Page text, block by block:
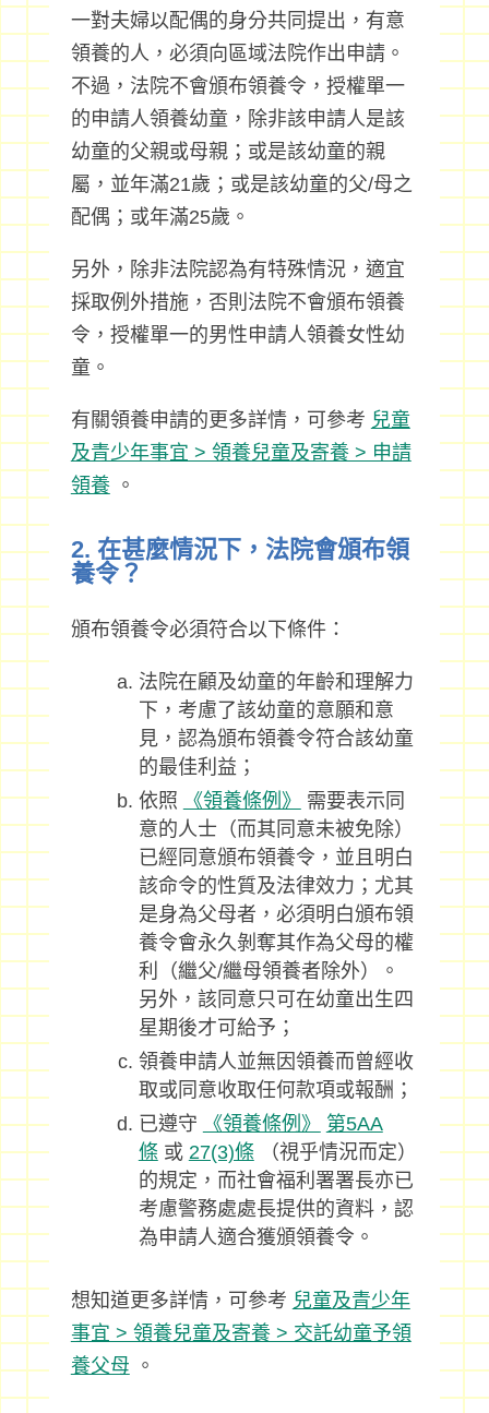
一對夫婦以配偶的身分共同提出，有意
領養的人，必須向區域法院作出申請。
不過，法院不會頒布領養令，授權單一
的申請人領養幼童，除非該申請人是該
幼童的父親或母親；或是該幼童的親
屬，並年滿21歲；或是該幼童的父/母之
配偶；或年滿25歲。
另外，除非法院認為有特殊情況，適宜
採取例外措施，否則法院不會頒布領養
令，授權單一的男性申請人領養女性幼
童。
有關領養申請的更多詳情，可參考 兒童
及青少年事宜 > 領養兒童及寄養 > 申請
領養。
2. 在甚麼情況下，法院會頒布領
養令？
頒布領養令必須符合以下條件：
法院在顧及幼童的年齡和理解力
下，考慮了該幼童的意願和意
見，認為頒布領養令符合該幼童
的最佳利益；
依照
《領養條例》
需要表示同
意的人士（而其同意未被免除）
已經同意頒布領養令，並且明白
該命令的性質及法律效力；尤其
是身為父母者，必須明白頒布領
養令會永久剝奪其作為父母的權
利（繼父/繼母領養者除外）。
另外，該同意只可在幼童出生四
星期後才可給予；
領養申請人並無因領養而曾經收
取或同意收取任何款項或報酬；
已遵守
《領養條例》
第5AA
條 或 27(3)條 （視乎情況而定）
的規定，而社會福利署署長亦已
考慮警務處處長提供的資料，認
為申請人適合獲頒領養令。
想知道更多詳情，可參考 兒童及青少年
事宜 > 領養兒童及寄養 > 交託幼童予領
養父母 。